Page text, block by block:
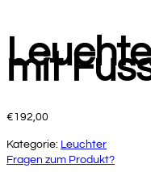
mit
€192,00
Kategorie: Leuchter
Fragen zum Produkt?